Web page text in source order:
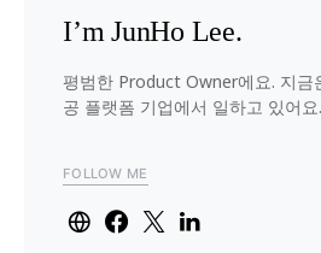
I’m JunHo Lee.
평범한 Product Owner에요. 지금
공 플랫폼 기업에서 일하고 있어요.
FOLLOW ME